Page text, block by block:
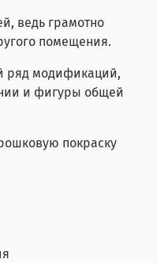
ведь грамотно
помещения.
ряд модификаций,
и фигуры общей
покраску